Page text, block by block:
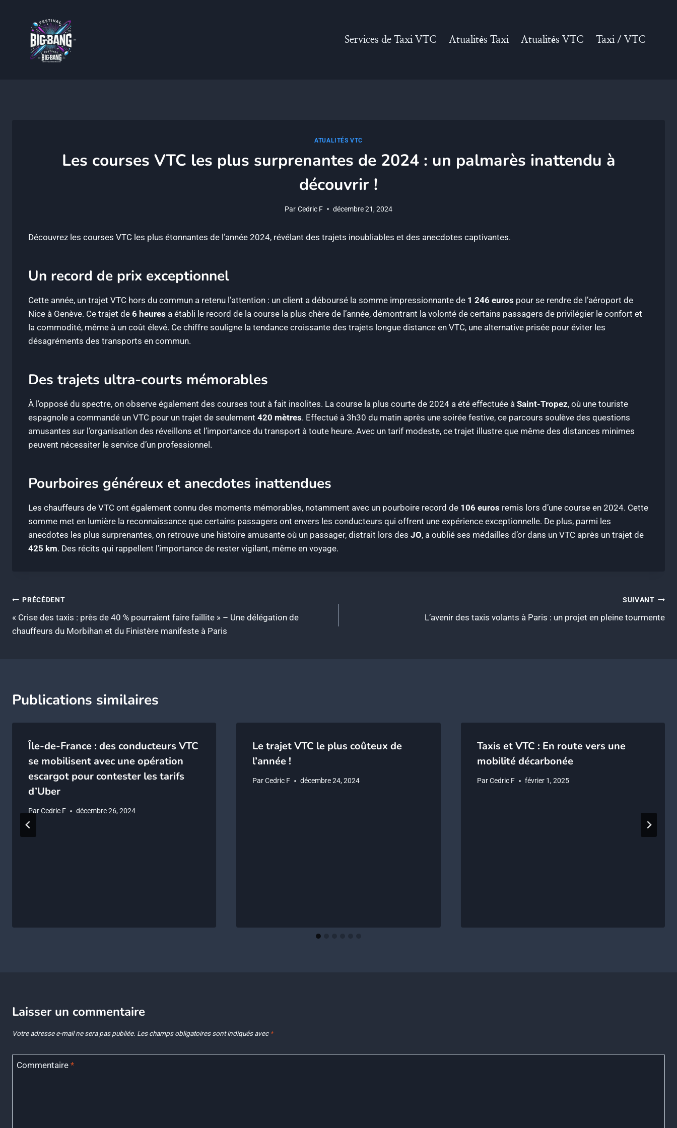
Services de Taxi VTC Atualités Taxi Atualités VTC Taxi / VTC
ATUALITÉS VTC
Les courses VTC les plus surprenantes de 2024 : un palmarès inattendu à
découvrir !
Par Cedric F décembre 21, 2024
Découvrez les courses VTC les plus étonnantes de l’année 2024, révélant des trajets inoubliables et des anecdotes captivantes.
Un record de prix exceptionnel
Cette année, un trajet VTC hors du commun a retenu l’attention : un client a déboursé la somme impressionnante de 1 246 euros pour se rendre de l’aéroport de
Nice à Genève. Ce trajet de 6 heures a établi le record de la course la plus chère de l’année, démontrant la volonté de certains passagers de privilégier le confort et
la commodité, même à un coût élevé. Ce chiffre souligne la tendance croissante des trajets longue distance en VTC, une alternative prisée pour éviter les
désagréments des transports en commun.
Des trajets ultra-courts mémorables
À l’opposé du spectre, on observe également des courses tout à fait insolites. La course la plus courte de 2024 a été effectuée à Saint-Tropez, où une touriste
espagnole a commandé un VTC pour un trajet de seulement 420 mètres. Effectué à 3h30 du matin après une soirée festive, ce parcours soulève des questions
amusantes sur l’organisation des réveillons et l’importance du transport à toute heure. Avec un tarif modeste, ce trajet illustre que même des distances minimes
peuvent nécessiter le service d’un professionnel.
Pourboires généreux et anecdotes inattendues
Les chauffeurs de VTC ont également connu des moments mémorables, notamment avec un pourboire record de 106 euros remis lors d’une course en 2024. Cette
somme met en lumière la reconnaissance que certains passagers ont envers les conducteurs qui offrent une expérience exceptionnelle. De plus, parmi les
anecdotes les plus surprenantes, on retrouve une histoire amusante où un passager, distrait lors des JO, a oublié ses médailles d’or dans un VTC après un trajet de
425 km. Des récits qui rappellent l’importance de rester vigilant, même en voyage.
Navigation
de
PRÉCÉDENT
« Crise des taxis : près de 40 % pourraient faire faillite » – Une délégation de
chauffeurs du Morbihan et du Finistère manifeste à Paris
SUIVANT
L’avenir des taxis volants à Paris : un projet en pleine tourmente
Publications similaires
Île-de-France : des conducteurs VTC
se mobilisent avec une opération
escargot pour contester les tarifs
d’Uber
ParCedric F décembre 26, 2024
Le trajet VTC le plus coûteux de
l’année !
Par Cedric F décembre 24, 2024
Taxis et VTC : En route vers une
mobilité décarbonée
Par Cedric F février 1, 2025
Laisser un commentaire
Votre adresse e-mail ne sera pas publiée. Les champs obligatoires sont indiqués avec *
Commentaire *